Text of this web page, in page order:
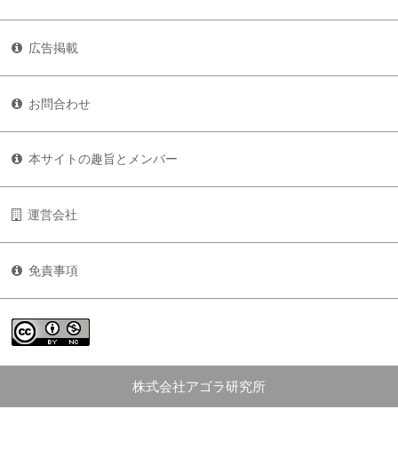
広告掲載
お問合わせ
本サイトの趣旨とメンバー
運営会社
免責事項
株式会社アゴラ研究所